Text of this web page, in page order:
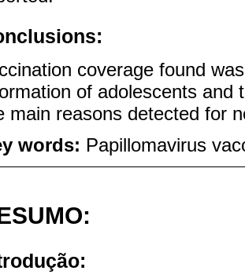
coverage found
of adolescents and
main reasons detected for
words: Papillomavirus